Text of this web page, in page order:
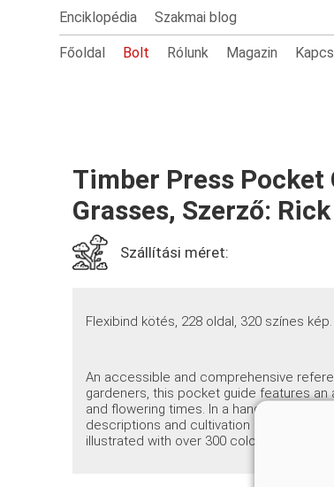
Enciklopédia Szakmai blog
Főoldal Bolt Rólunk Magazin
Timber Press
Grasses, Szerző:
Szállítási méret:
Flexibind kötés, 228 oldal, 320 színes kép.
An accessible and comprehensive
gardeners, this pocket guide features
and flowering times. In a handy,
descriptions and cultivation information.
illustrated with over 300 color